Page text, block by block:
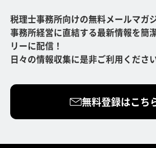
税理士事務所向けの無料メールマガ
事務所経営に直結する最新情報を簡
リーに配信！
日々の情報収集に是非ご利用ください
無料登録はこち